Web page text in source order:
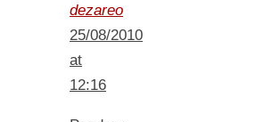
dezareo
25/08/2010
at
12:16